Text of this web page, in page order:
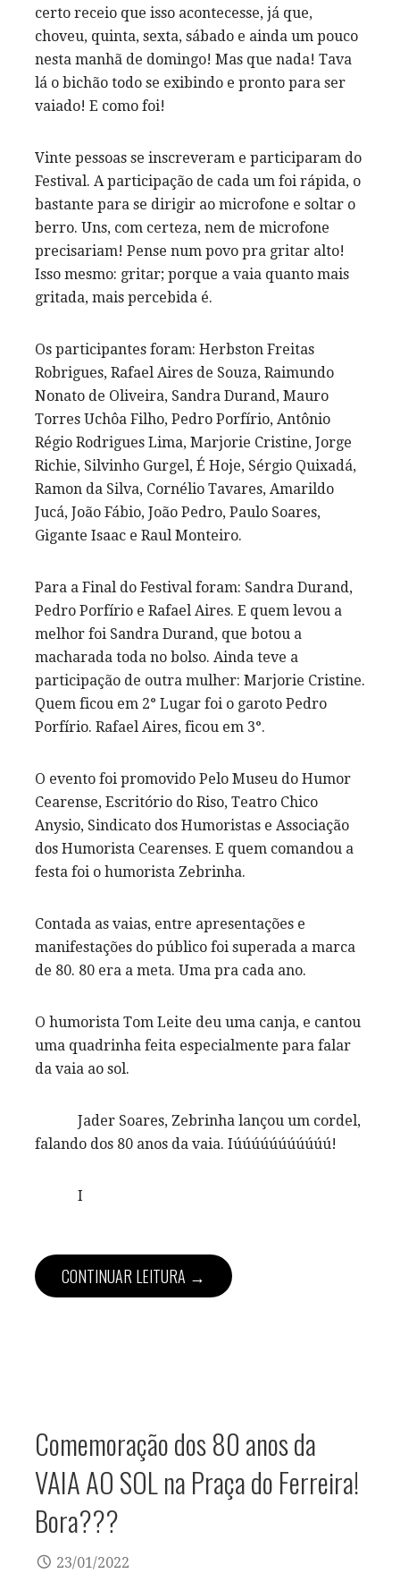
certo receio que isso acontecesse, já que,
choveu, quinta, sexta, sábado e ainda um pouco
nesta manhã de domingo! Mas que nada! Tava
lá o bichão todo se exibindo e pronto para ser
vaiado! E como foi!
Vinte pessoas se inscreveram e participaram do
Festival. A participação de cada um foi rápida, o
bastante para se dirigir ao microfone e soltar o
berro. Uns, com certeza, nem de microfone
precisariam! Pense num povo pra gritar alto!
Isso mesmo: gritar; porque a vaia quanto mais
gritada, mais percebida é.
Os participantes foram: Herbston Freitas
Robrigues, Rafael Aires de Souza, Raimundo
Nonato de Oliveira, Sandra Durand, Mauro
Torres Uchôa Filho, Pedro Porfírio, Antônio
Régio Rodrigues Lima, Marjorie Cristine, Jorge
Richie, Silvinho Gurgel, É Hoje, Sérgio Quixadá,
Ramon da Silva, Cornélio Tavares, Amarildo
Jucá, João Fábio, João Pedro, Paulo Soares,
Gigante Isaac e Raul Monteiro.
Para a Final do Festival foram: Sandra Durand,
Pedro Porfírio e Rafael Aires. E quem levou a
melhor foi Sandra Durand, que botou a
macharada toda no bolso. Ainda teve a
participação de outra mulher: Marjorie Cristine.
Quem ficou em 2° Lugar foi o garoto Pedro
Porfírio. Rafael Aires, ficou em 3°.
O evento foi promovido Pelo Museu do Humor
Cearense, Escritório do Riso, Teatro Chico
Anysio, Sindicato dos Humoristas e Associação
dos Humorista Cearenses. E quem comandou a
festa foi o humorista Zebrinha.
Contada as vaias, entre apresentações e
manifestações do público foi superada a marca
de 80. 80 era a meta. Uma pra cada ano.
O humorista Tom Leite deu uma canja, e cantou
uma quadrinha feita especialmente para falar
da vaia ao sol.
Jader Soares, Zebrinha lançou um cordel,
falando dos 80 anos da vaia. Iúúúúúúúúúúú!
I
CONTINUAR LEITURA →
Comemoração dos 80 anos da
VAIA AO SOL na Praça do Ferreira!
Bora???
23/01/2022